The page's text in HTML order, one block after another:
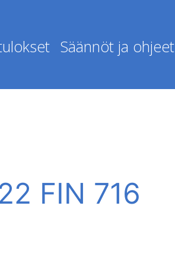
Säännöt ja ohjeet
FIN 716